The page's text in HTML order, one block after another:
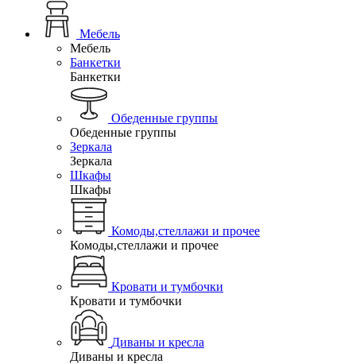
Мебель
Мебель
Банкетки
Банкетки
Обеденные группы
Обеденные группы
Зеркала
Зеркала
Шкафы
Шкафы
Комоды,стеллажи и прочее
Комоды,стеллажи и прочее
Кровати и тумбочки
Кровати и тумбочки
Диваны и кресла
Диваны и кресла